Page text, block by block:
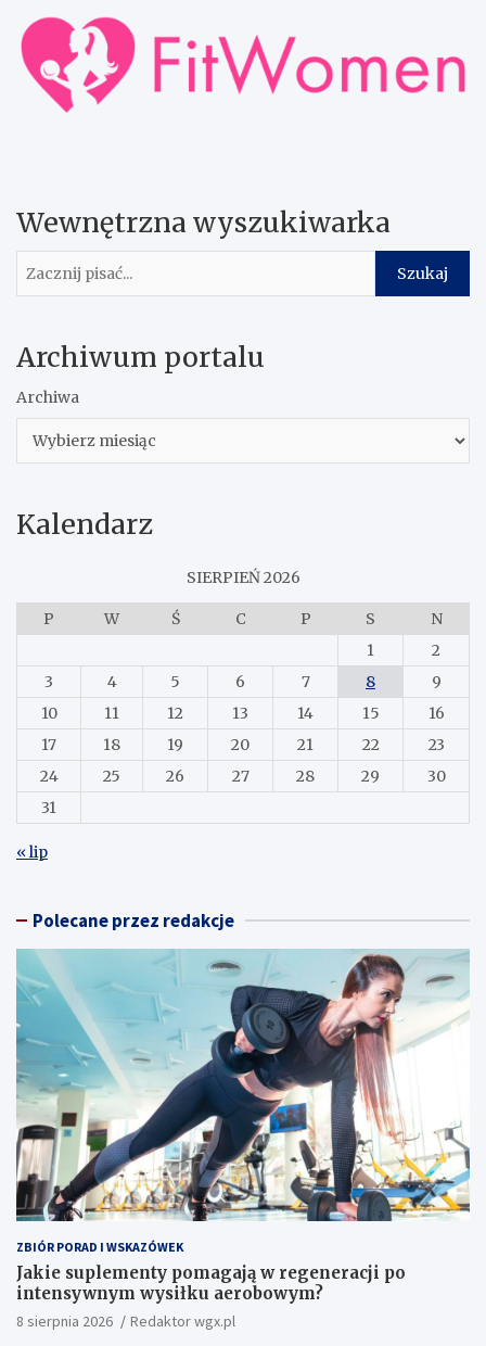
Wewnętrzna wyszukiwarka
Szukaj
Archiwum portalu
Archiwa
Kalendarz
SIERPIEŃ 2026
P W Ś C P S
N
1
2
3
4 5 6 7 8
9
10
11 12 13 14 15
16
17
18 19 20 21 22
23
24
25 26 27 28 29
30
31
« lip
Polecane przez redakcje
ZBIÓR PORAD I WSKAZÓWEK
Jakie suplementy pomagają w regeneracji po
intensywnym wysiłku aerobowym?
8 sierpnia 2026 Redaktor wgx.pl